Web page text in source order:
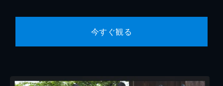
今すぐ観る